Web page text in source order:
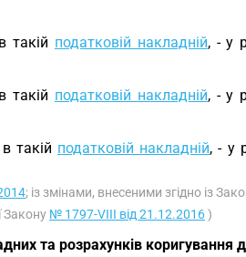
такій податковій накладній, - у
такій податковій накладній, - у
такій податковій накладній, - у
; із змінами, внесеними згідно із
Закону № 1797-VIII від 21.12.2016)
та розрахунків коригування